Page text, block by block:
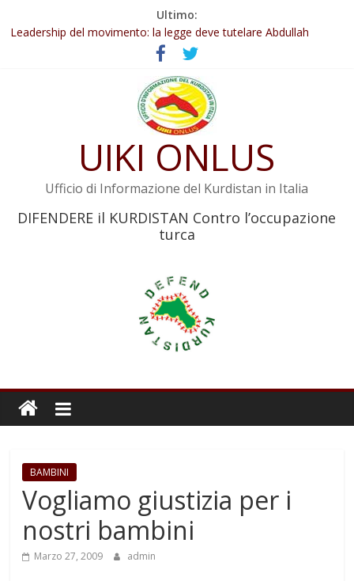
Ultimo:
Leadership del movimento: la legge deve tutelare Abdullah
Commissione donne del KNK: Şengal è di nuovo sotto minaccia
Non tenere conto della situazione di Rêber Apo ostacolerebbe
Il KNK chiede un’azione internazionale contro i crimini di guerra
Abdullah Öcalan: Le legge negativa deve essere trasformata in
UIKI ONLUS
Ufficio di Informazione del Kurdistan in Italia
DIFENDERE il KURDISTAN Contro l’occupazione
turca
BAMBINI
Vogliamo giustizia per i
nostri bambini
Marzo 27, 2009 admin